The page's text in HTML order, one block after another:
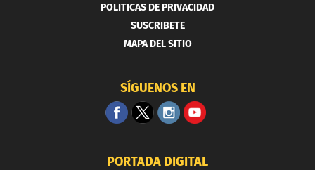
POLITICAS DE PRIVACIDAD
SUSCRIBETE
MAPA DEL SITIO
SÍGUENOS EN
PORTADA DIGITAL